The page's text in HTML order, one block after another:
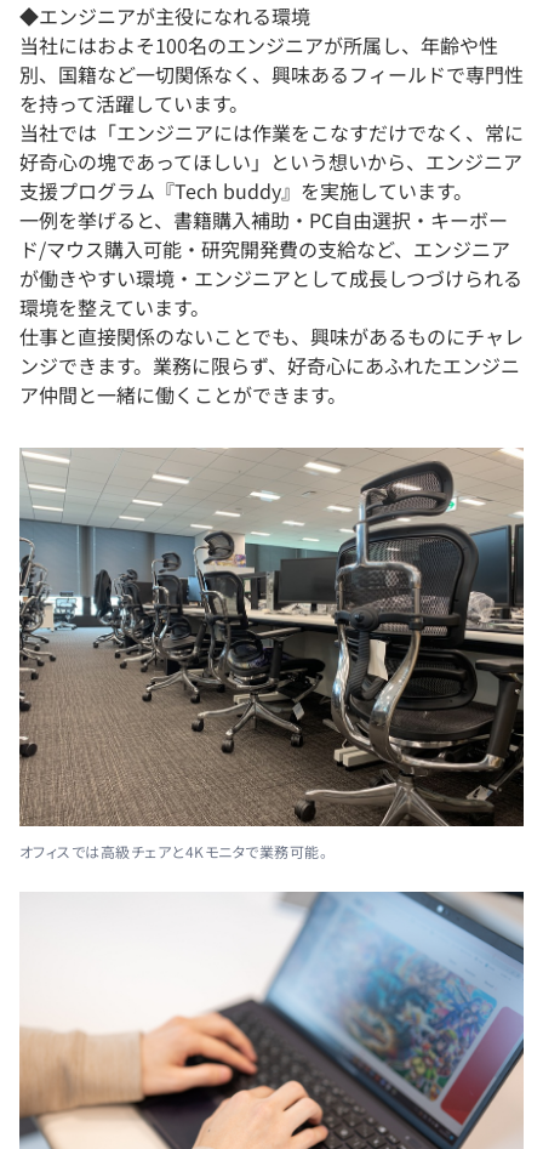
◆エンジニアが主役になれる環境
当社にはおよそ100名のエンジニアが所属し、年齢や性
別、国籍など一切関係なく、興味あるフィールドで専門性
を持って活躍しています。
当社では「エンジニアには作業をこなすだけでなく、常に
好奇心の塊であってほしい」という想いから、エンジニア
支援プログラム『Tech buddy』を実施しています。
一例を挙げると、書籍購入補助・PC自由選択・キーボー
ド/マウス購入可能・研究開発費の支給など、エンジニア
が働きやすい環境・エンジニアとして成長しつづけられる
環境を整えています。
仕事と直接関係のないことでも、興味があるものにチャレ
ンジできます。業務に限らず、好奇心にあふれたエンジニ
ア仲間と一緒に働くことができます。
オフィスでは高級チェアと4Kモニタで業務可能。